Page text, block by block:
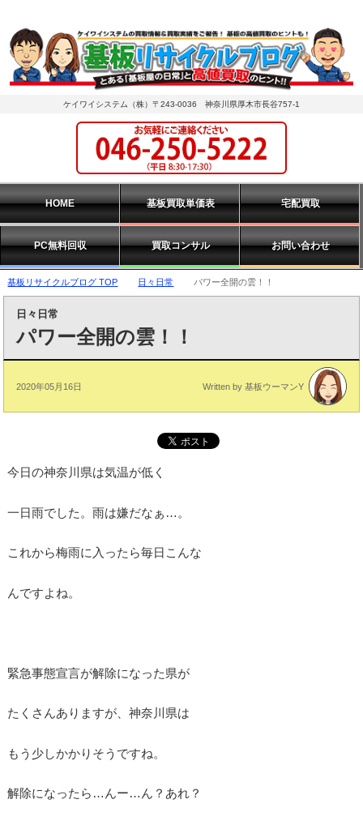
基板リサイクルブログ TOP 日々日常 パワー全開の雲！！
日々日常
パワー全開の雲！！
2020年05月16日 Written by 基板ウーマンY
今日の神奈川県は気温が低く
一日雨でした。雨は嫌だなぁ…。
これから梅雨に入ったら毎日こんな
んですよね。
緊急事態宣言が解除になった県が
たくさんありますが、神奈川県は
もう少しかかりそうですね。
解除になったら…んー…ん？あれ？
ケイワイシステム（株）〒243-0036 神奈川県厚木市長谷757-1
HOME 基板買取単価表 宅配買取
PC無料回収 買取コンサル お問い合わせ